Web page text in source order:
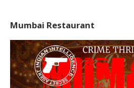
Mumbai Restaurant